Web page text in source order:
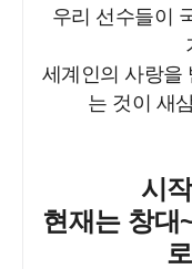
우리 선수들이
세계인의 사랑을
는 것이 새
시
현재는 창대